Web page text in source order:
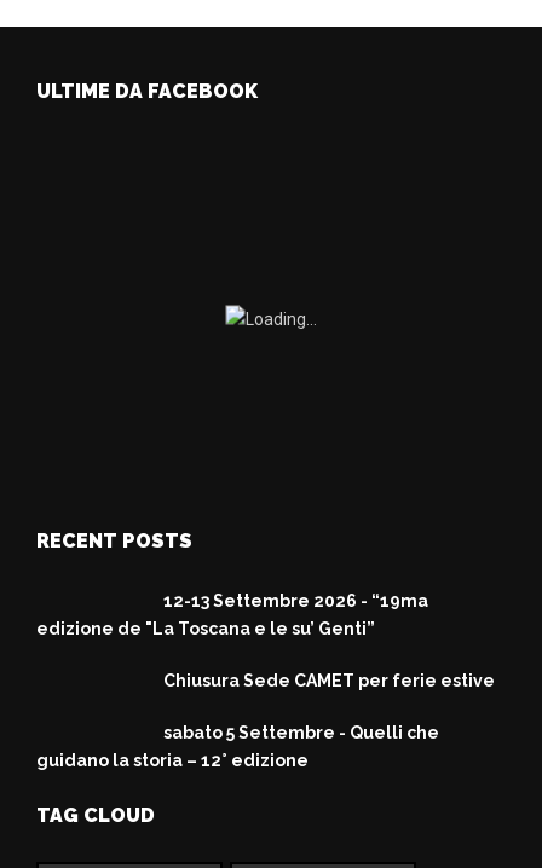
ULTIME DA FACEBOOK
RECENT POSTS
12-13 Settembre 2026 - “19ma
edizione de "La Toscana e le su’ Genti”
Chiusura Sede CAMET per ferie estive
sabato 5 Settembre - Quelli che
guidano la storia – 12° edizione
TAG CLOUD